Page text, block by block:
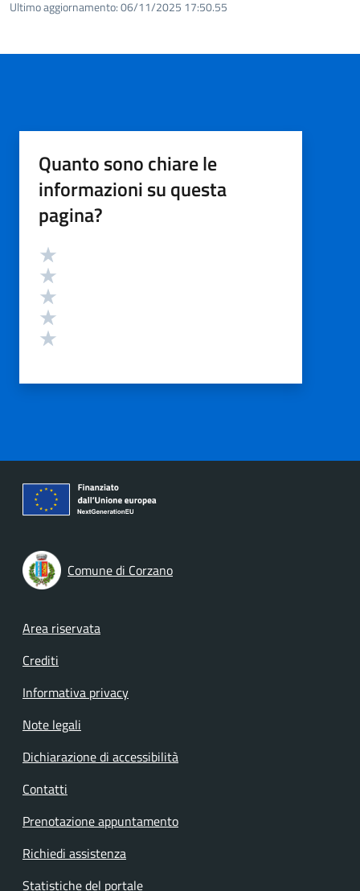
Ultimo aggiornamento:06/11/2025 17:50.55
Quanto sono chiare le
informazioni su questa
pagina?
Valutazione
Comune di Corzano
Footer menu
Area riservata
Crediti
Informativa privacy
Note legali
Dichiarazione di accessibilità
Contatti
Prenotazione appuntamento
Richiedi assistenza
Statistiche del portale